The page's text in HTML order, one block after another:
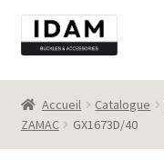
Aller
à
Aller
au
Catalogue
New
Accueil Catalogue
ZAMAC
GX1673D/40